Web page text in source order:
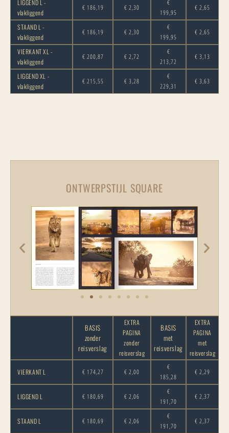
LIGGEND L -
vlakliggend
€ 186,19 € 2,30
€
199,95
€ 2,65
STAAND L -
vlakliggend
€ 186,19 € 2,30
€
199,95
€ 2,65
VIERKANT XL -
vlakliggend
€ 200,87 € 2,72
€
213,72
€ 3,13
LIGGEND XL -
vlakliggend
€ 215,55 € 3,28
€
229,31
€ 3,63
ONTWERPSTIJL SQUARE
BASIS
zonder
reisverslag
EXTRA
PAGINA
zonder
reisverslag
BASIS
met
reisverslag
EXTRA
PAGINA
met
reisverslag
VIERKANT L € 174,27 € 2,00
€
185,28
€ 2,29
LIGGEND L € 180,69 € 2,06
€
191,70
€ 2,37
STAAND L € 180,69 € 2,06
€
191,70
€ 2,37